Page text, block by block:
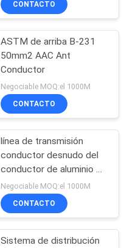
CONTACTO
ASTM de arriba B-231
50mm2 AAC Ant
Conductor
Negociable MOQ:el 1000M
CONTACTO
línea de transmisión
conductor desnudo del
conductor de aluminio de
800mm2 AAC
Negociable MOQ:el 1000M
CONTACTO
Sistema de distribución